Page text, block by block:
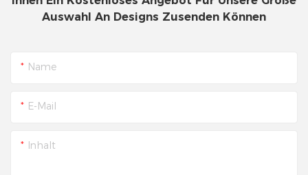
Auswahl An Designs Zusenden Können
Name
E-Mail
Inhalt